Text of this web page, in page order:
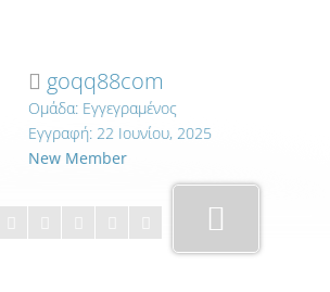
goqq88com
Ομάδα: Εγγεγραμένος
Εγγραφή: 22 Ιουνίου, 2025
New Member